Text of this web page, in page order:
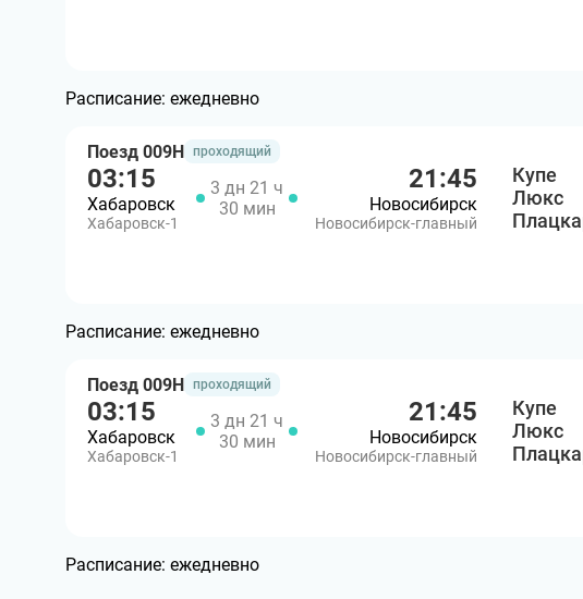
Расписание: ежедневно
Поезд 009Н проходящий
03:15
Хабаровск
Хабаровск-1
3 дн 21 ч
30 мин
21:45
Новосибирск
Новосибирск-главный
Купе
Люкс
Расписание: ежедневно
Поезд 009Н проходящий
03:15
Хабаровск
Хабаровск-1
3 дн 21 ч
30 мин
21:45
Новосибирск
Новосибирск-главный
Купе
Люкс
Расписание: ежедневно